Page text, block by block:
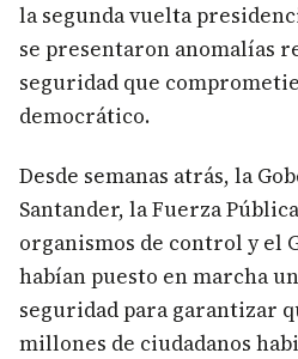
la segunda vuelta
se presentaron anomalías
seguridad que
democrático.
Desde semanas atrás, la
Santander, la Fuerza
organismos de control y el
habían puesto en marcha
seguridad para garantizar
millones de ciudadanos